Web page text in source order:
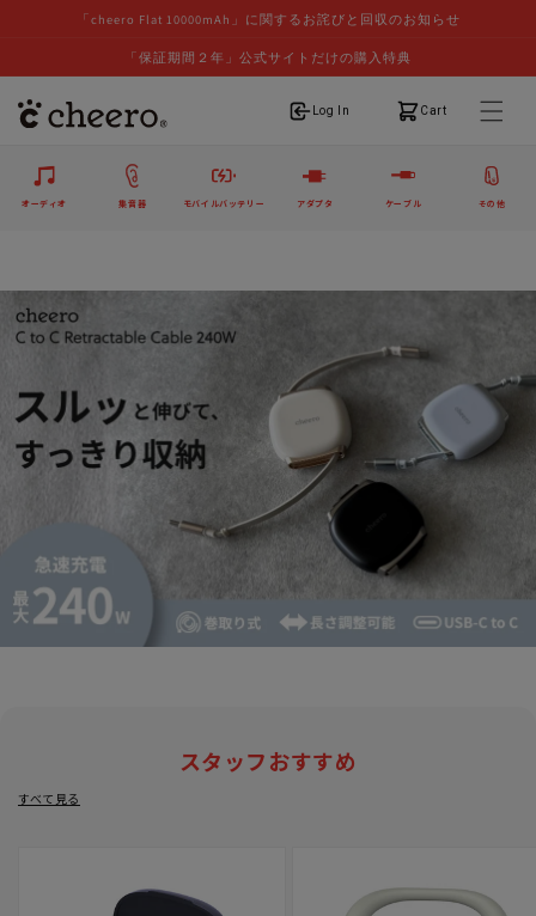
「cheero Flat 10000mAh」に関するお詫びと回収のお知らせ
「保証期間２年」公式サイトだけの購入特典
Log In
ログイン Cart
カート
オーディオ 集音器 モバイルバッテリー アダプタ ケーブル その他
スタッフおすすめ
すべて見る